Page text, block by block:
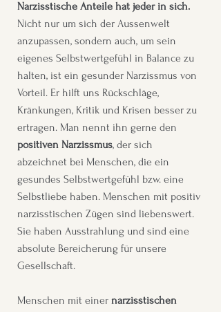
Narzisstische Anteile hat jeder in sich.
Nicht nur um sich der Aussenwelt
anzupassen, sondern auch, um sein
eigenes Selbstwertgefühl in Balance zu
halten, ist ein gesunder Narzissmus von
Vorteil. Er hilft uns Rückschläge,
Kränkungen, Kritik und Krisen besser zu
ertragen. Man nennt ihn gerne den
positiven Narzissmus, der sich
abzeichnet bei Menschen, die ein
gesundes Selbstwertgefühl bzw. eine
Selbstliebe haben. Menschen mit positiv
narzisstischen Zügen sind liebenswert.
Sie haben Ausstrahlung und sind eine
absolute Bereicherung für unsere
Gesellschaft.
Menschen mit einer narzisstischen